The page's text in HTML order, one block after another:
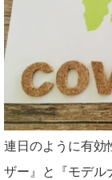
連日のように有効
ザー』と『モデル